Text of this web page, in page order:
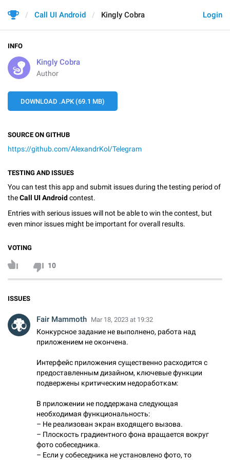
Login
Call UI Android Kingly Cobra
INFO
Kingly Cobra
Author
DOWNLOAD .APK (69.1 MB)
SOURCE ON GITHUB
https://github.com/AlexandrKol/Telegram
TESTING AND ISSUES
You can test this app and submit issues during the testing period of
theCall UI Android contest.
Entries with serious issues will not be able to win the contest, but
even minor issues might be important for overall results.
VOTING
10
ISSUES
Fair Mammoth Mar 18, 2023 at 19:32
Конкурсное задание не выполнено, работа над
приложением не окончена.
Интерфейс приложения существенно расходится с
предоставленным дизайном, ключевые функции
подвержены критическим недоработкам:
В приложении не поддержана следующая
необходимая функциональность:
– Не реализован экран входящего вызова.
– Плоскость градиентного фона вращается вокруг
фото собеседника.
– Если у собеседника не установлено фото, то